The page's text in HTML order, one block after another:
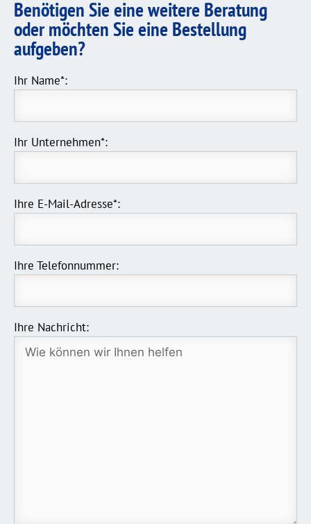
Benötigen Sie eine weitere Beratung
oder möchten Sie eine Bestellung
aufgeben?
Ihr Name*:
Ihr Unternehmen*:
Ihre E-Mail-Adresse*:
Ihre Telefonnummer:
Ihre Nachricht: